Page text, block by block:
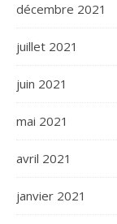
décembre 2021
juillet 2021
juin 2021
mai 2021
avril 2021
janvier 2021